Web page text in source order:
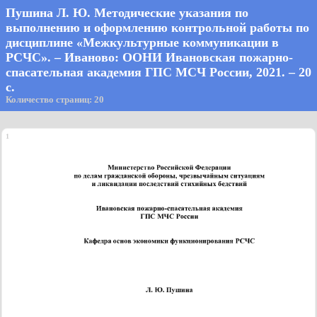
Пушина Л. Ю. Методические указания по
выполнению и оформлению контрольной работы по
дисциплине «Межкультурные коммуникации в
РСЧС». – Иваново: ООНИ Ивановская пожарно-
спасательная академия ГПС МСЧ России, 2021. – 20
с.
Количество страниц: 20
1